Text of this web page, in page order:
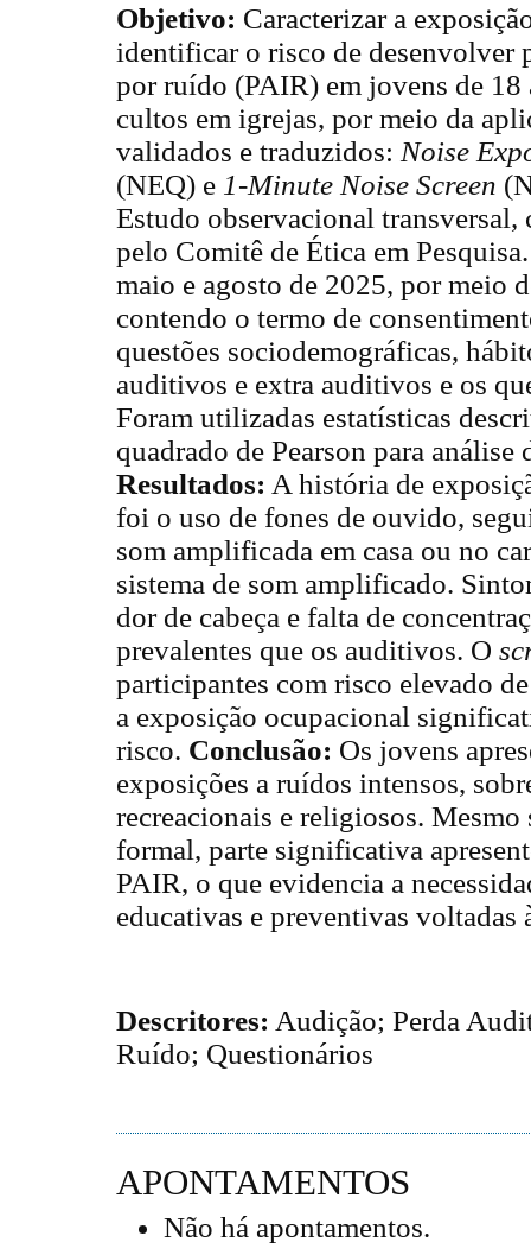
Objetivo: Caracterizar a
identificar o risco de desenvolver
por ruído (PAIR) em jovens de 18
cultos em igrejas, por meio da
validados e traduzidos: Noise
(NEQ) e 1-Minute Noise Screen
Estudo observacional
pelo Comitê de Ética em
maio e agosto de 2025, por meio
contendo o termo de
questões sociodemográficas,
auditivos e extra auditivos e os
Foram utilizadas estatísticas
quadrado de Pearson para análise
Resultados: A história de
foi o uso de fones de ouvido,
som amplificada em casa ou no
sistema de som amplificado.
dor de cabeça e falta de
prevalentes que os auditivos. O
participantes com risco elevado
a exposição ocupacional
risco. Conclusão: Os jovens
exposições a ruídos intensos,
recreacionais e religiosos.
formal, parte significativa
PAIR, o que evidencia a
educativas e preventivas
Descritores: Audição; Perda
Ruído; Questionários
APONTAMENTOS
Não há apontamentos.